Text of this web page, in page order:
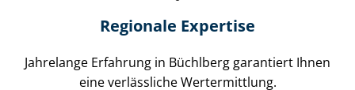
Regionale Expertise
Jahrelange Erfahrung in Büchlberg garantiert Ihnen
eine verlässliche Wertermittlung.